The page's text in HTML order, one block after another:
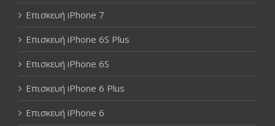
Επισκευή iPhone 7
Επισκευή iPhone 6S Plus
Επισκευή iPhone 6S
Επισκευή iPhone 6 Plus
Επισκευή iPhone 6